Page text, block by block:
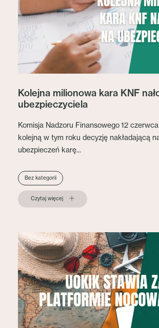
Kolejna milionowa kara KNF
ubezpieczyciela
Komisja Nadzoru Finansowego 12
kolejną w tym roku decyzję nakładającą
ubezpieczeń karę...
Bez kategorii
Czytaj więcej